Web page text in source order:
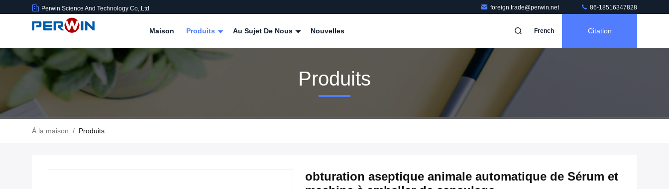
Perwin Science And Technology Co,.Ltd foreign.trade@perwin.net 86-18516347828
Maison Produits Au Sujet De Nous Nouvelles French Citation
Produits
À la maison / Produits
obturation aseptique animale automatique de Sérum et